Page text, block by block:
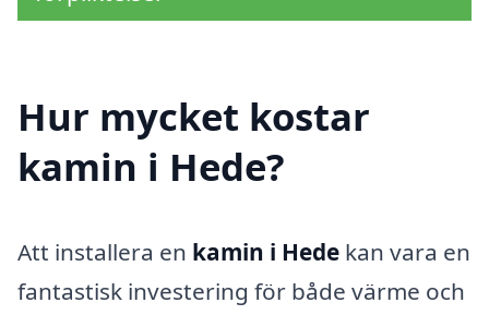
Hur mycket kostar
kamin i Hede?
Att installera en kamin i Hede kan vara en
fantastisk investering för både värme och